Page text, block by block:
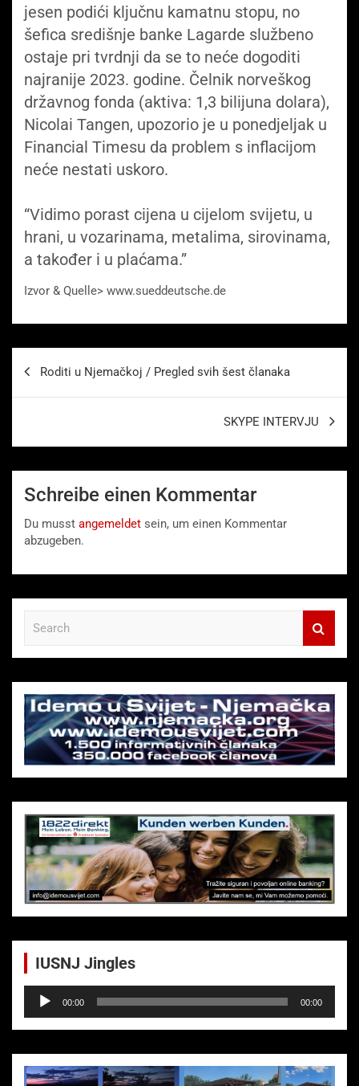
jesen podići ključnu kamatnu stopu, no
šefica središnje banke Lagarde službeno
ostaje pri tvrdnji da se to neće dogoditi
najranije 2023. godine. Čelnik norveškog
državnog fonda (aktiva: 1,3 bilijuna dolara),
Nicolai Tangen, upozorio je u ponedjeljak u
Financial Timesu da problem s inflacijom
neće nestati uskoro.
“Vidimo porast cijena u cijelom svijetu, u
hrani, u vozarinama, metalima, sirovinama,
a također i u plaćama.”
Izvor & Quelle> www.sueddeutsche.de
Roditi u Njemačkoj / Pregled svih šest članaka
SKYPE INTERVJU
Schreibe einen Kommentar
Du musst angemeldet sein, um einen Kommentar
abzugeben.
c
h
IUSNJ Jingles
Audio-
Player
00:00 00:00